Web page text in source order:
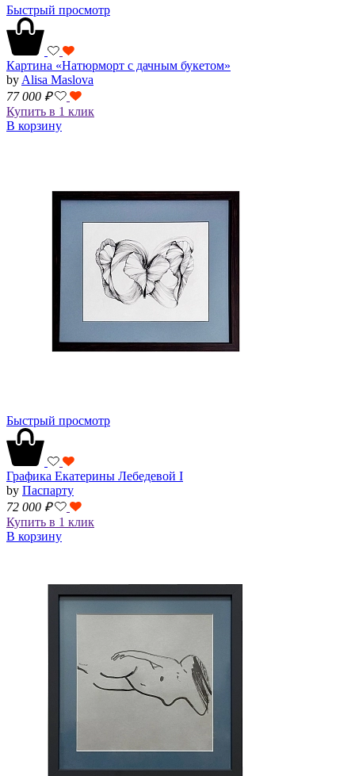
Быстрый просмотр
Картина «Натюрморт с дачным букетом»
by Alisa Maslova
77 000 ₽
Купить в 1 клик
В корзину
Быстрый просмотр
Графика Екатерины Лебедевой I
by Паспарту
72 000 ₽
Купить в 1 клик
В корзину